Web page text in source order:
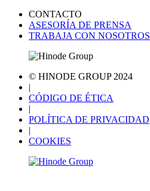
CONTACTO
ASESORÍA DE PRENSA
TRABAJA CON NOSOTROS
© HINODE GROUP 2024
|
CÓDIGO DE ÉTICA
|
POLÍTICA DE PRIVACIDAD
|
COOKIES